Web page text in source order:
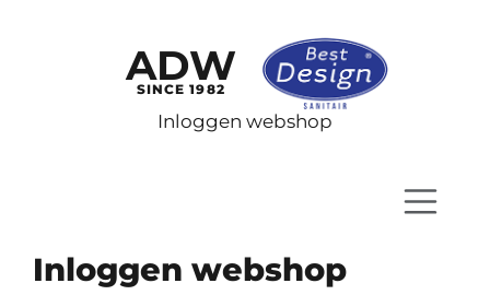
ADW
SINCE 1982
Inloggen webshop
Inloggen webshop